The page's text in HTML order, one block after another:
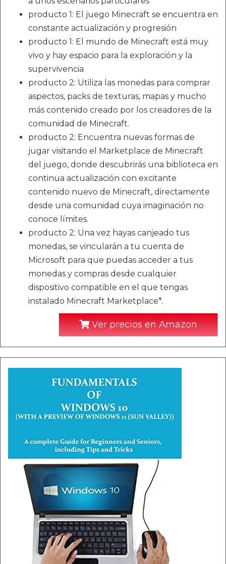
producto 1: El juego Minecraft se encuentra en
constante actualización y progresión
producto 1: El mundo de Minecraft está muy
vivo y hay espacio para la exploración y la
supervivencia
producto 2: Utiliza las monedas para comprar
aspectos, packs de texturas, mapas y mucho
más contenido creado por los creadores de la
comunidad de Minecraft.
producto 2: Encuentra nuevas formas de
jugar visitando el Marketplace de Minecraft
del juego, donde descubrirás una biblioteca en
continua actualización con excitante
contenido nuevo de Minecraft, directamente
desde una comunidad cuya imaginación no
conoce límites.
producto 2: Una vez hayas canjeado tus
monedas, se vincularán a tu cuenta de
Microsoft para que puedas acceder a tus
monedas y compras desde cualquier
dispositivo compatible en el que tengas
instalado Minecraft Marketplace*.
Ver precios en Amazon